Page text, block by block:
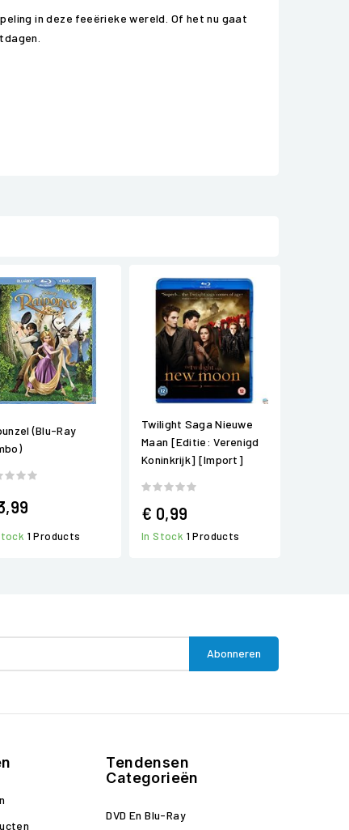
in deze feeërieke wereld. Of het nu gaat
(Blu-Ray
1 Products
Twilight Saga Nieuwe
Maan [Editie: Verenigd
Koninkrijk] [Import]
€ 0,99
In Stock 1 Products
Tendensen
Categorieën
DVD En Blu-Ray